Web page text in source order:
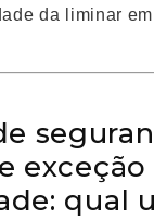
da liminar em
qual